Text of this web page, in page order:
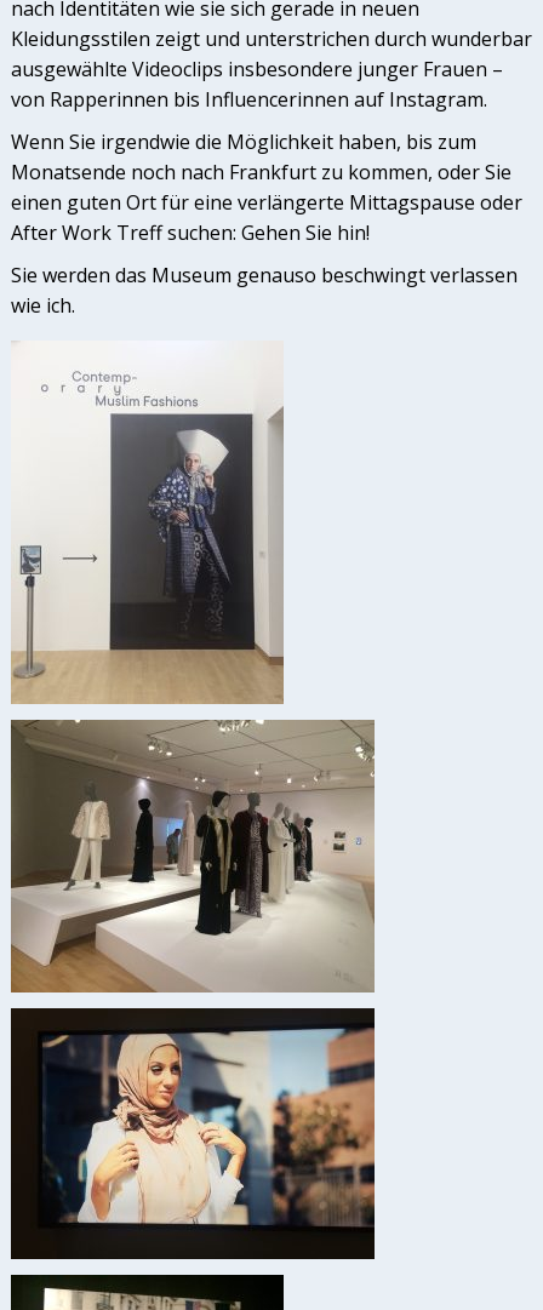
nach Identitäten wie sie sich gerade in neuen
Kleidungsstilen zeigt und unterstrichen durch wunderbar
ausgewählte Videoclips insbesondere junger Frauen –
von Rapperinnen bis Influencerinnen auf Instagram.
Wenn Sie irgendwie die Möglichkeit haben, bis zum
Monatsende noch nach Frankfurt zu kommen, oder Sie
einen guten Ort für eine verlängerte Mittagspause oder
After Work Treff suchen: Gehen Sie hin!
Sie werden das Museum genauso beschwingt verlassen
wie ich.